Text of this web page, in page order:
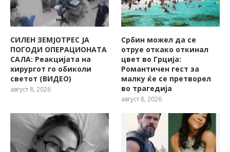
СИЛЕН ЗЕМЈОТРЕС ЈА
ПОГОДИ ОПЕРАЦИОНАТА
САЛА: Реакцијата на
хирургот го обиколи
светот (ВИДЕО)
август 8, 2026
Србин можел да се
отруе откако откинал
цвет во Грција:
Романтичен гест за
малку ќе се претворел
во трагедија
август 8, 2026